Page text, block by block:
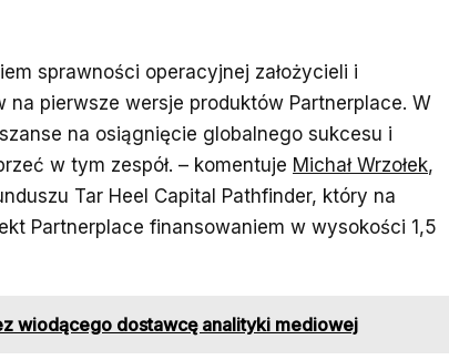
sprawności operacyjnej założycieli i
pierwsze wersje produktów Partnerplace. W
na osiągnięcie globalnego sukcesu i
w tym zespół. – komentuje Michał Wrzołek,
Tar Heel Capital Pathfinder, który na
Partnerplace finansowaniem w wysokości 1,5
wiodącego dostawcę analityki mediowej